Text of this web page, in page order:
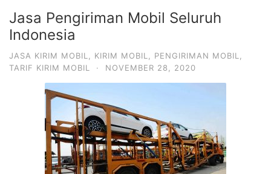
Jasa Pengiriman Mobil Seluruh
Indonesia
JASA KIRIM MOBIL KIRIM MOBIL PENGIRIMAN MOBIL
TARIF KIRIM MOBIL
· NOVEMBER 28, 2020